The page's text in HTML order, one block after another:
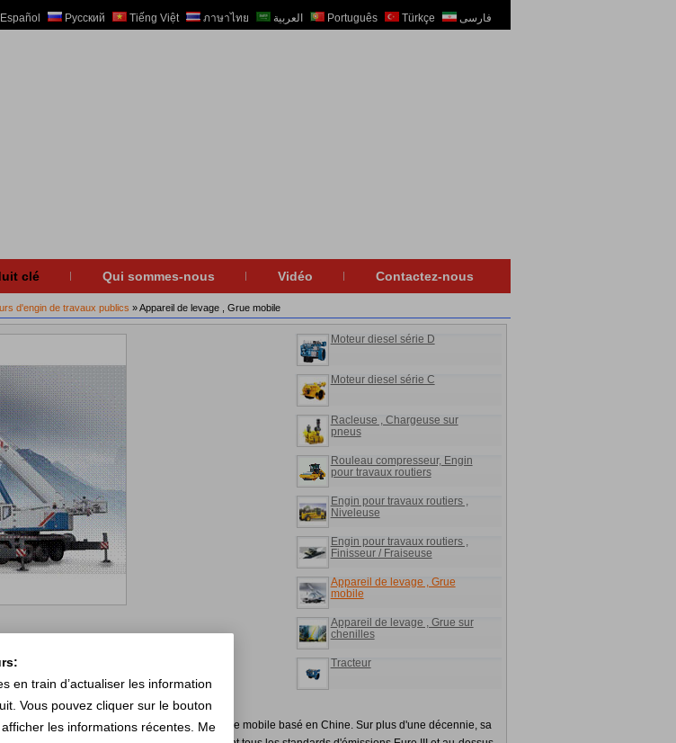
Русский Tiếng Việt ภาษาไทย العربية Português Türkçe فارسی
clé Qui sommes-nous Vidéo Contactez-nous
d'engin de travaux publics » Appareil de levage , Grue mobile
Moteur diesel série D
Moteur diesel série C
Racleuse , Chargeuse sur
pneus
Rouleau compresseur, Engin
pour travaux routiers
Engin pour travaux routiers ,
Niveleuse
Engin pour travaux routiers ,
Finisseur / Fraiseuse
Appareil de levage , Grue
mobile
Appareil de levage , Grue sur
chenilles
Tracteur
mobile
avec la plus large application pour grue mobile basé en Chine. Sur plus d'une décennie, sa
en train d’actualiser les information
Vous pouvez cliquer sur le bouton
les informations récentes. Me